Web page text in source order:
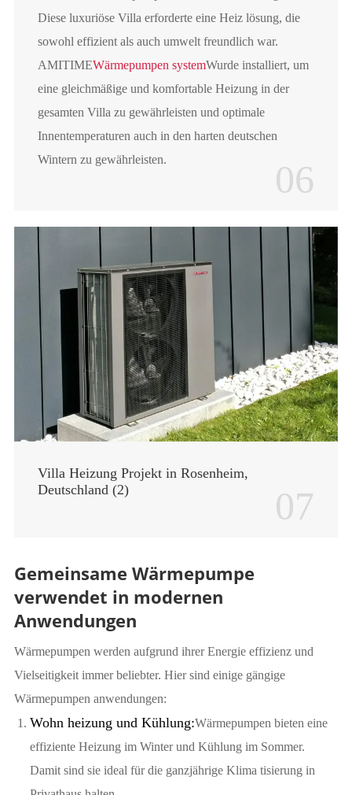
Diese luxuriöse Villa erforderte eine Heiz lösung, die
sowohl effizient als auch umwelt freundlich war.
AMITIMEWärmepumpen systemWurde installiert, um
eine gleichmäßige und komfortable Heizung in der
gesamten Villa zu gewährleisten und optimale
Innentemperaturen auch in den harten deutschen
Wintern zu gewährleisten.
06
Villa Heizung Projekt in Rosenheim,
Deutschland (2)
07
Gemeinsame Wärmepumpe
verwendet in modernen
Anwendungen
Wärmepumpen werden aufgrund ihrer Energie effizienz und
Vielseitigkeit immer beliebter. Hier sind einige gängige
Wärmepumpen anwendungen:
Wohn heizung und Kühlung:Wärmepumpen bieten eine
effiziente Heizung im Winter und Kühlung im Sommer.
Damit sind sie ideal für die ganzjährige Klima tisierung in